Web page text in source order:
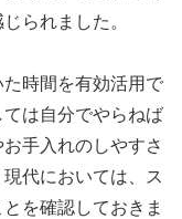
られました。
時間を有効活用で
は自分でやらねば
手入れのしやすさ
代においては、ス
を確認しておきま